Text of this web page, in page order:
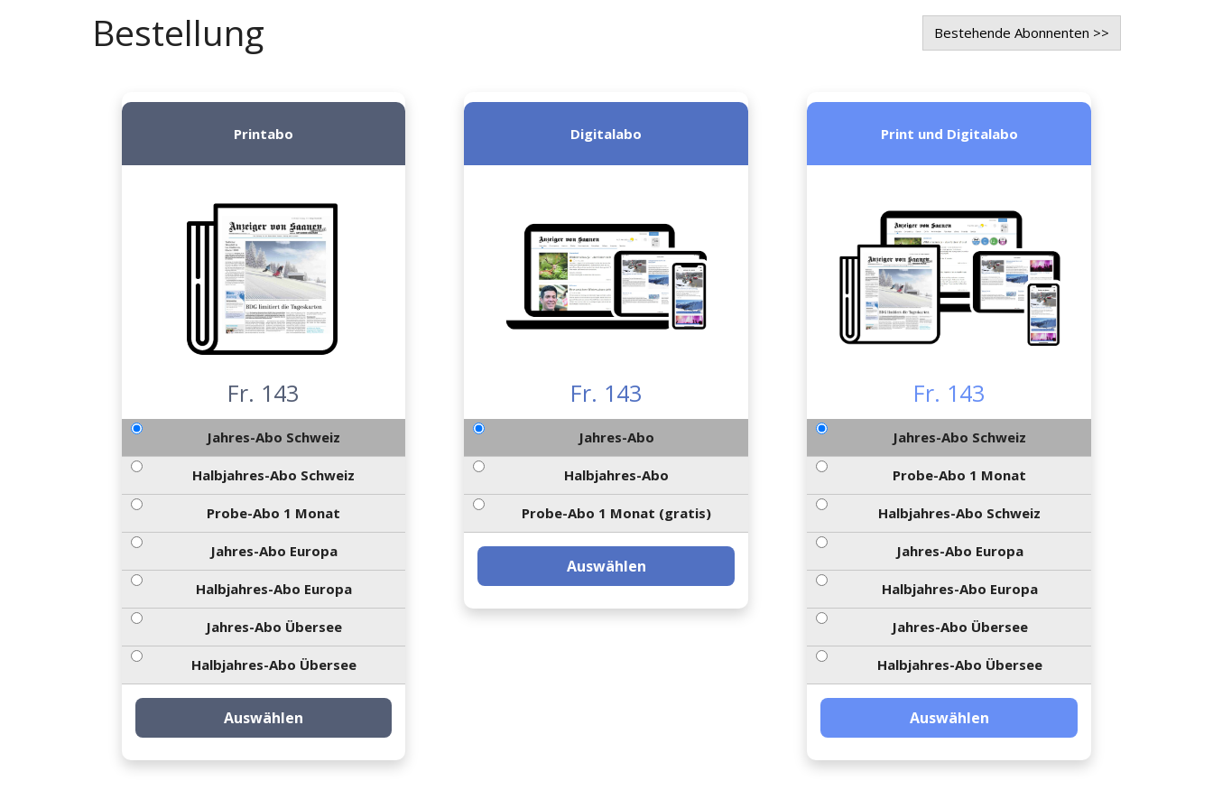
Bestellung Bestehende Abonnenten >>
Printabo
Fr. 143
Jahres-Abo Schweiz
Halbjahres-Abo Schweiz
Probe-Abo 1 Monat
Jahres-Abo Europa
Halbjahres-Abo Europa
Jahres-Abo Übersee
Halbjahres-Abo Übersee
Auswählen
Digitalabo
Fr. 143
Jahres-Abo
Halbjahres-Abo
Probe-Abo 1 Monat (gratis)
Auswählen
Print und Digitalabo
Fr. 143
Jahres-Abo Schweiz
Probe-Abo 1 Monat
Halbjahres-Abo Schweiz
Jahres-Abo Europa
Halbjahres-Abo Europa
Jahres-Abo Übersee
Halbjahres-Abo Übersee
Auswählen